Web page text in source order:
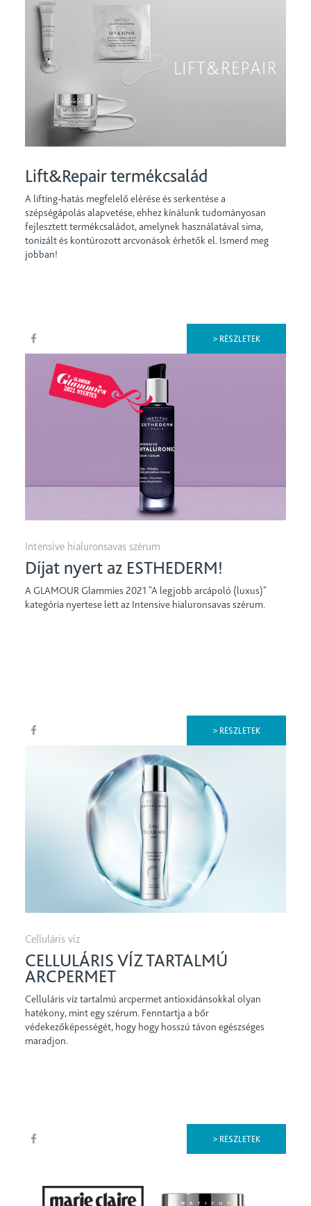
Lift&Repair termékcsalád
A lifting-hatás megfelelő elérése és serkentése a
szépségápolás alapvetése, ehhez kínálunk tudományosan
fejlesztett termékcsaládot, amelynek használatával sima,
tonizált és kontúrozott arcvonások érhetők el. Ismerd meg
jobban!
> RÉSZLETEK
Intensive hialuronsavas szérum
Díjat nyert az ESTHEDERM!
A GLAMOUR Glammies 2021 "A legjobb arcápoló (luxus)"
kategória nyertese lett az Intensive hialuronsavas szérum.
> RÉSZLETEK
Celluláris víz
CELLULÁRIS VÍZ TARTALMÚ
ARCPERMET
Celluláris víz tartalmú arcpermet antioxidánsokkal olyan
hatékony, mint egy szérum. Fenntartja a bőr
védekezőképességét, hogy hogy hosszú távon egészséges
maradjon.
> RÉSZLETEK